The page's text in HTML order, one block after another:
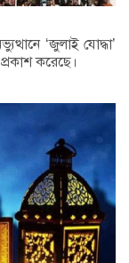
‘জুলাই যোদ্ধা’
করেছে।